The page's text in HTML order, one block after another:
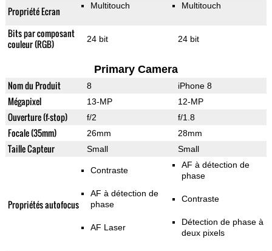
Propriété Ecran Multitouch Multitouch
Bits par composant
couleur (RGB)
24 bit 24 bit
Primary Camera
Nom du Produit 8 iPhone 8
Mégapixel 13-MP 12-MP
Ouverture (f-stop) f/2 f/1.8
Focale (35mm) 26mm 28mm
Taille Capteur Small Small
Propriétés autofocus
Contraste
AF à détection de
phase
AF Laser
AF à détection de
phase
Contraste
Détection de phase à
deux pixels